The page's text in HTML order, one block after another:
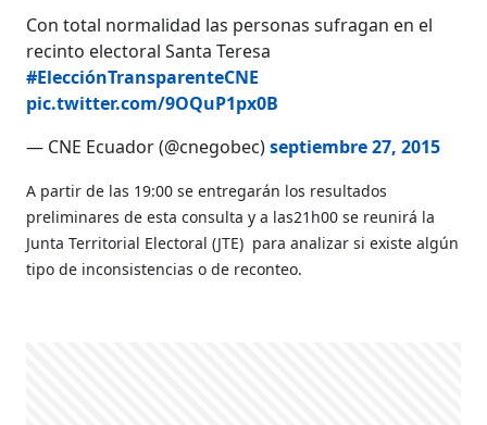
Con total normalidad las personas sufragan en el
recinto electoral Santa Teresa
#ElecciónTransparenteCNE
pic.twitter.com/9OQuP1px0B
— CNE Ecuador (@cnegobec)septiembre 27, 2015
A partir de las 19:00 se entregarán los resultados
preliminares de esta consulta y a las21h00 se reunirá la
Junta Territorial Electoral (JTE) para analizar si existe algún
tipo de inconsistencias o de reconteo.